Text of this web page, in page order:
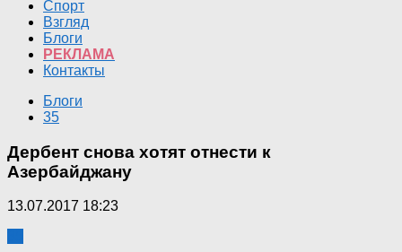
Спорт
Взгляд
Блоги
РЕКЛАМА
Контакты
Блоги
35
Дербент снова хотят отнести к
Азербайджану
13.07.2017 18:23